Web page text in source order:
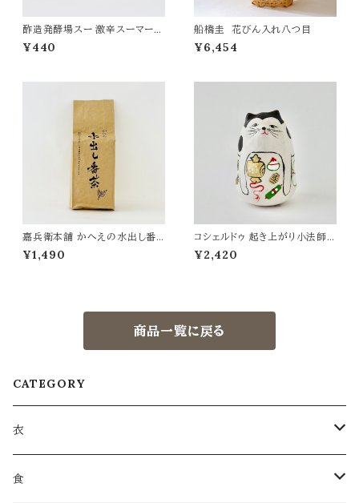
酢造発酵場スー 激辛スーマーラ
ージャン
¥440
船橋圭 花びん入れ八つ目
¥6,454
嘉兵衛本舗 かへえの水出し番
茶 500g
¥1,490
コシェルドゥ 起き上がり小法師
ココホレワンワン
¥2,420
商品一覧に戻る
CATEGORY
衣
衣類
食